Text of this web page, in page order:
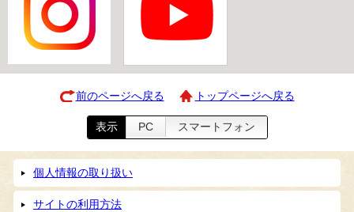
前のページへ戻る トップページへ戻る
表示 PC スマートフォン
個人情報の取り扱い
サイトの利用方法